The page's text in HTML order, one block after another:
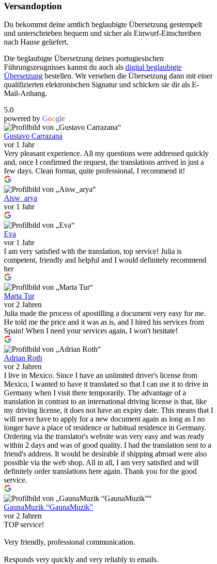
Versandoption
Du bekommst deine amtlich beglaubigte Übersetzung gestempelt
und unterschrieben bequem und sicher als Einwurf-Einschreiben
nach Hause geliefert.
Die beglaubigte Übersetzung deines portugiesischen
Führungszeugnisses kannst du auch als digital beglaubigte
Übersetzung bestellen. Wir versehen die Übersetzung dann mit einer
qualifizierten elektronischen Signatur und schicken sie dir als E-
Mail-Anhang.
5.0
powered by Google
Gustavo Carrazana
vor 1 Jahr
Very pleasant experience. All my questions were addressed quickly
and, once I confirmed the request, the translations arrived in just a
few days. Clean format, quite professional, I recommend it!
Aisw_arya
vor 1 Jahr
Eva
vor 1 Jahr
I am very satisfied with the translation, top service! Julia is
competent, friendly and helpful and I would definitely recommend
her
Marta Tur
vor 2 Jahren
Julia made the process of apostilling a document very easy for me.
He told me the price and it was as is, and I hired his services from
Spain! When I need your services again, I won't hesitate!
Adrian Roth
vor 2 Jahren
I live in Mexico. Since I have an unlimited driver's license from
Mexico, I wanted to have it translated so that I can use it to drive in
Germany when I visit there temporarily. The advantage of a
translation in contrast to an international driving license is that, like
my driving license, it does not have an expiry date. This means that I
will never have to apply for a new document again as long as I no
longer have a place of residence or habitual residence in Germany.
Ordering via the translator's website was very easy and was ready
within 2 days and was of good quality. I had the translation sent to a
friend's address. It would be desirable if shipping abroad were also
possible via the web shop. All in all, I am very satisfied and will
definitely order translations here again. Thank you for the good
service.
GaunaMuzik “GaunaMuzik”
vor 2 Jahren
TOP service!
Very friendly, professional communication.
Responds very quickly and very reliably to emails.